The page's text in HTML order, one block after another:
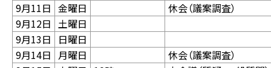
9月11日 金曜日
休会（議案調査）
9月12日 土曜日
9月13日
日曜日
9月14日 月曜日
休会（議案調査）